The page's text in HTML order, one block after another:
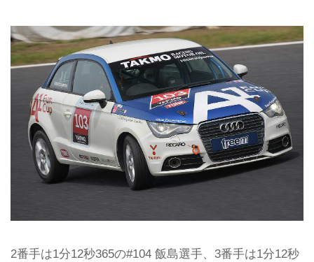
2番手は1分12秒365の#104 飯島選手、3番手は1分12秒